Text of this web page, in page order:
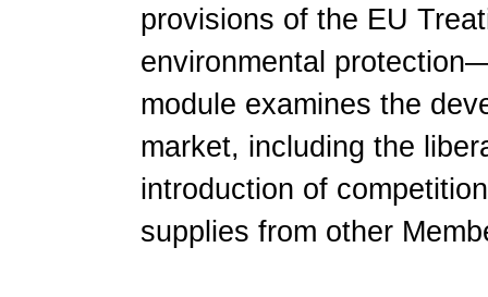
provisions of the EU
environmental
module examines the
market, including the
introduction of
supplies from other